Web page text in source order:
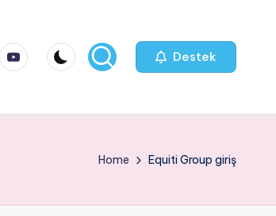
youtube.com Destek
Home Equiti Group giriş